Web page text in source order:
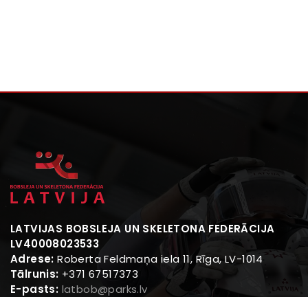
LATVIJAS BOBSLEJA UN SKELETONA FEDERĀCIJA
LV40008023533
Adrese:Roberta Feldmaņa iela 11, Rīga, LV-1014
Tālrunis: +371 67517373
E-pasts: latbob@parks.lv